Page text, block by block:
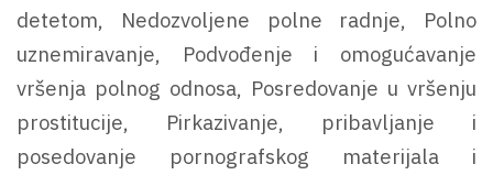
detetom, Nedozvoljene polne radnje, Polno
uznemiravanje, Podvođenje i omogućavanje
vršenja polnog odnosa, Posredovanje u vršenju
prostitucije, Pirkazivanje, pribavljanje i
posedovanje pornografskog materijala i